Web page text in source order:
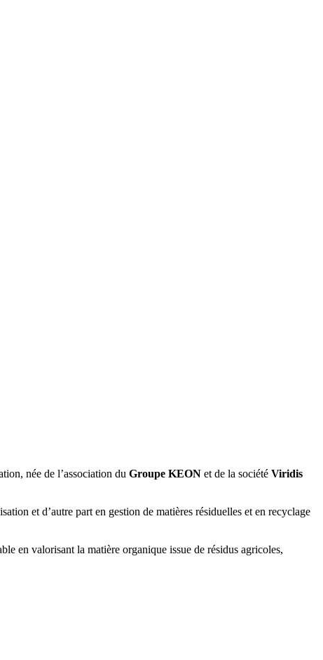
née de l’association du Groupe KEON et de la société Viridis
et d’autre part en gestion de matières résiduelles et en recyclage
en valorisant la matière organique issue de résidus agricoles,